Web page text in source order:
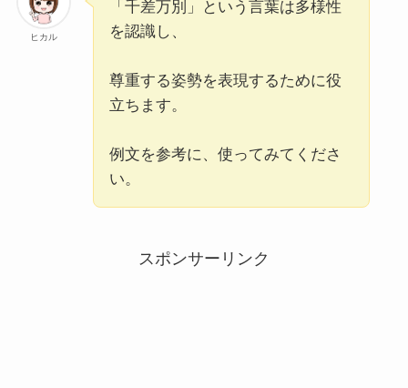
ヒカル
「千差万別」という言葉は多様性
を認識し、
尊重する姿勢を表現するために役
立ちます。
例文を参考に、使ってみてくださ
い。
スポンサーリンク